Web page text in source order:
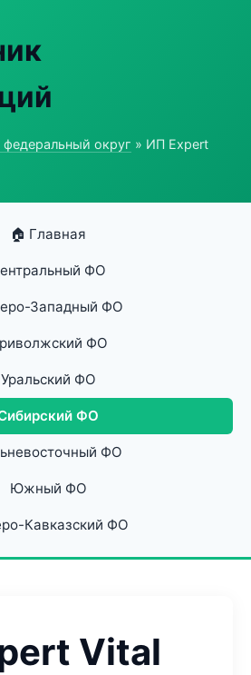
округ » ИП Expert
🏠 Главная
ФО
Западный ФО
ФО
Уральский ФО
ФО
ФО
Южный ФО
Кавказский ФО
Vital